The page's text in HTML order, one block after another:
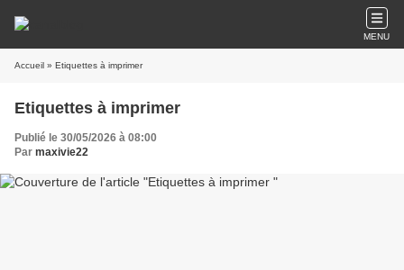
MENU
Accueil » Etiquettes à imprimer
Etiquettes à imprimer
Publié le 30/05/2026 à 08:00
Par maxivie22